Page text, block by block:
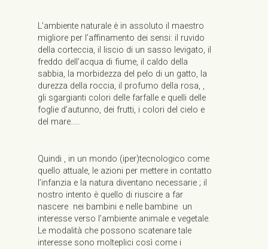
L’ambiente naturale è in assoluto il maestro
migliore per l’affinamento dei sensi: il ruvido
della corteccia, il liscio di un sasso levigato, il
freddo dell’acqua di fiume, il caldo della
sabbia, la morbidezza del pelo di un gatto, la
durezza della roccia, il profumo della rosa, ,
gli sgargianti colori delle farfalle e quelli delle
foglie d’autunno, dei frutti, i colori del cielo e
del mare…..
Quindi , in un mondo (iper)tecnologico come
quello attuale, le azioni per mettere in contatto
l’infanzia e la natura diventano necessarie ; il
nostro intento è quello di riuscire a far
nascere nei bambini e nelle bambine un
interesse verso l’ambiente animale e vegetale.
Le modalità che possono scatenare tale
interesse sono molteplici così come i